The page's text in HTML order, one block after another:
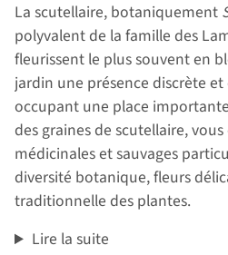
La scutellaire, botaniquement
polyvalent de la famille des
fleurissent le plus souvent en
jardin une présence discrète
occupant une place
des graines de scutellaire,
médicinales et sauvages
diversité botanique, fleurs
traditionnelle des plantes.
Lire la suite